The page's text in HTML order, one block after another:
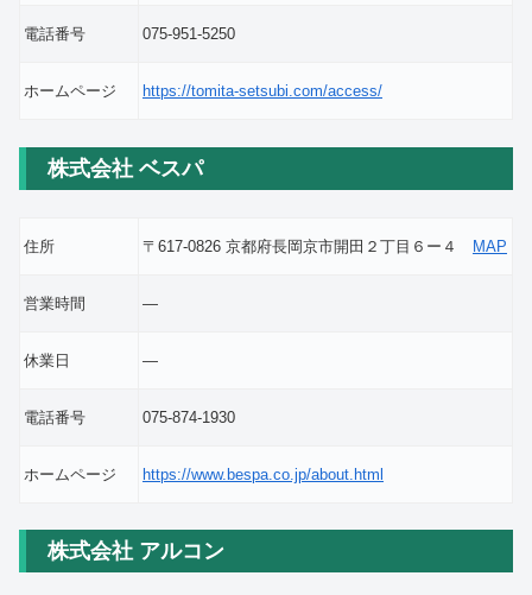
電話番号 075-951-5250
ホームページ https://tomita-setsubi.com/access/
株式会社 ベスパ
住所 〒617-0826 京都府長岡京市開田２丁目６ー４ MAP
営業時間 ―
休業日 ―
電話番号 075-874-1930
ホームページ https://www.bespa.co.jp/about.html
株式会社 アルコン